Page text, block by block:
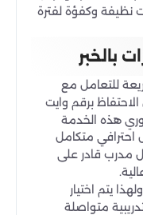
نظيفة وكفؤة لفترة
بالخبر
للتعامل مع
برقم وايت
هذه الخدمة
متكامل
مدرب قادر على
يتم اختيار
متواصلة